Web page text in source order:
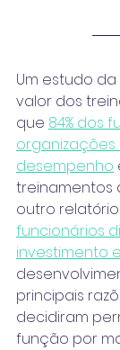
Um estudo
valor dos
que 84% dos
desempenho
treinamentos
outro
funcionários
investimento
principais
decidiram
função por